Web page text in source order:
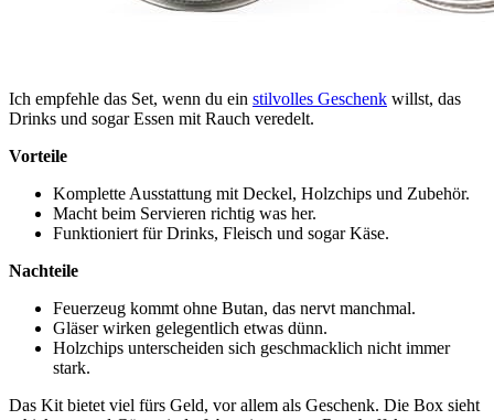
Ich empfehle das Set, wenn du ein stilvolles Geschenk willst, das
Drinks und sogar Essen mit Rauch veredelt.
Vorteile
Komplette Ausstattung mit Deckel, Holzchips und Zubehör.
Macht beim Servieren richtig was her.
Funktioniert für Drinks, Fleisch und sogar Käse.
Nachteile
Feuerzeug kommt ohne Butan, das nervt manchmal.
Gläser wirken gelegentlich etwas dünn.
Holzchips unterscheiden sich geschmacklich nicht immer
stark.
Das Kit bietet viel fürs Geld, vor allem als Geschenk. Die Box sieht